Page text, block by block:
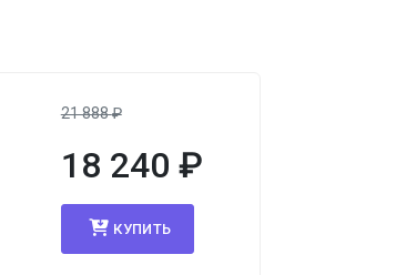
21 888₽
18 240 ₽
КУПИТЬ